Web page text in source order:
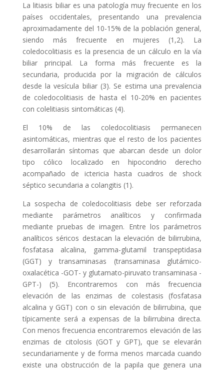
La litiasis biliar es una patología muy frecuente en los
países occidentales, presentando una prevalencia
aproximadamente del 10-15% de la población general,
siendo más frecuente en mujeres (1,2). La
coledocolitiasis es la presencia de un cálculo en la vía
biliar principal. La forma más frecuente es la
secundaria, producida por la migración de cálculos
desde la vesícula biliar (3). Se estima una prevalencia
de coledocolitiasis de hasta el 10-20% en pacientes
con colelitiasis sintomáticas (4).
El 10% de las coledocolitiasis permanecen
asintomáticas, mientras que el resto de los pacientes
desarrollarán síntomas que abarcan desde un dolor
tipo cólico localizado en hipocondrio derecho
acompañado de ictericia hasta cuadros de shock
séptico secundaria a colangitis (1).
La sospecha de coledocolitiasis debe ser reforzada
mediante parámetros analíticos y confirmada
mediante pruebas de imagen. Entre los parámetros
analíticos séricos destacan la elevación de bilirrubina,
fosfatasa alcalina, gamma-glutamil transpeptidasa
(GGT) y transaminasas (transaminasa glutámico-
oxalacética -GOT- y glutamato-piruvato transaminasa -
GPT-) (5). Encontraremos con más frecuencia
elevación de las enzimas de colestasis (fosfatasa
alcalina y GGT) con o sin elevación de bilirrubina, que
típicamente será a expensas de la bilirrubina directa.
Con menos frecuencia encontraremos elevación de las
enzimas de citolosis (GOT y GPT), que se elevarán
secundariamente y de forma menos marcada cuando
existe una obstrucción de la papila que genera una